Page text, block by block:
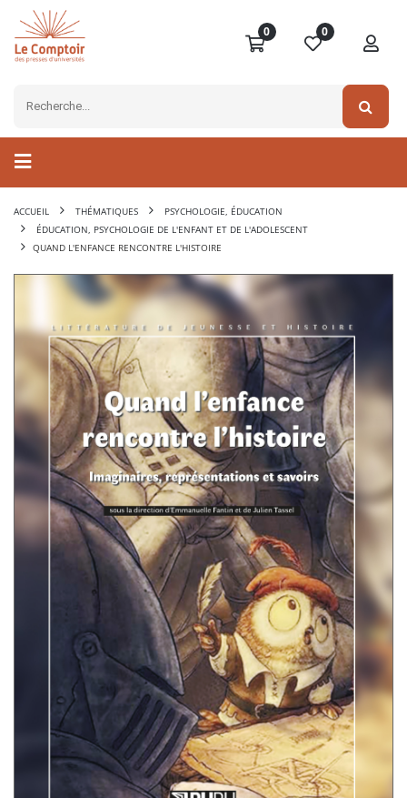
0 0
ACCUEIL THÉMATIQUES
PSYCHOLOGIE, ÉDUCATION
ÉDUCATION, PSYCHOLOGIE DE L'ENFANT ET DE L'ADOLESCENT
QUAND L'ENFANCE RENCONTRE L'HISTOIRE